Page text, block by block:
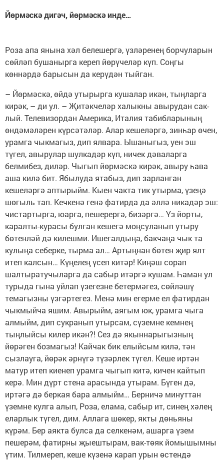
Йөрмәскә дигәч, йөрмәскә инде…
Роза апа янына хәл белешергә, үзләренең борчуларын
сөйләп бушанырга кереп йөрүчеләр күп. Соңгы
көннәрдә барысын да керүдән тыйган.
– Йөрмәскә, өйдә утырырга кушалар икән, тыңларга
кирәк, – ди ул. – Җитәкчеләр халыкны авырудан сак­
лый. Телевизордан Америка, Италия табибларының
өндәмәләрен күрсәтәләр. Алар кешеләргә, зинһар өчен,
урамга чыкмагыз, дип ялвара. Ышаныгыз, уен эш
түгел, авырулар шулкадәр күп, ничек дәваларга
белмибез, диләр. Чыгып йөрмәскә кирәк, авыру һава
аша килә бит. Ябылуда ятабыз, дип зарланган
кешеләргә аптырыйм. Кыен чакта тик утырма, үзеңә
шөгыль тап. Кечкенә генә фатирда да әллә никадәр эш:
чистартырга, юарга, пешерергә, бизәргә… Үз йорты,
каралты-курасы булган кешегә моңсуланып утыру
бөтенләй дә килешми. Ишегалдыңа, бакчаңа чык та
кулыңа себерке, тыр­ма ал… Артыңнан бөтен җир ялт
итеп калсын… Күңелең үсеп китәр! Киңәш сорап
шалтыратучыларга да сабыр итәргә кушам. Һаман ул
турыда гына уйлап үзегезне бетермәгез, сөйләшү
темагызны үзгәртегез. Менә мин егерме ел фатирдан
чыкмыйча яшим. Авырыйм, аягым юк, урамга чыга
алмыйм, дип сукранып утырсам, сүземне кемнең
тыңлыйсы килер икән?! Сез дә якыннарыгызның
йөрәген бозмагыз! Кайчак бик елыйсым килә, тән
сызлауга, йөрәк әрнүгә түзәрлек түгел. Кеше иртән
матур итеп киенеп урамга чыгып китә, кичен кайтып
керә. Мин дүрт стена арасында утырам. Бүген дә,
иртәгә дә беркая бара алмыйм… Берничә минуттан
үземне кулга алып, Роза, елама, сабыр ит, синең хәлең
еларлык түгел, дим. Аллага шөкер, якты дөньяны
күрәм. Бер аякта булса да селкенәм, ашарга үзем
пешерәм, фатирны җыештырам, вак-төяк йомышымны
үтим. Тилмереп, кеше күзенә карап урын өстендә